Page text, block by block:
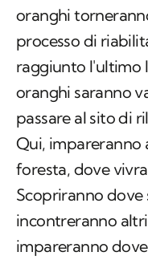
oranghi
processo di
raggiunto l'ultimo
oranghi saranno
passare al sito di
Qui, impareranno
foresta, dove
Scopriranno dove
incontreranno
impareranno